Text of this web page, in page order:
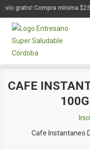
gratis! Compra mínima
CAFE
Cafe Instantaneo